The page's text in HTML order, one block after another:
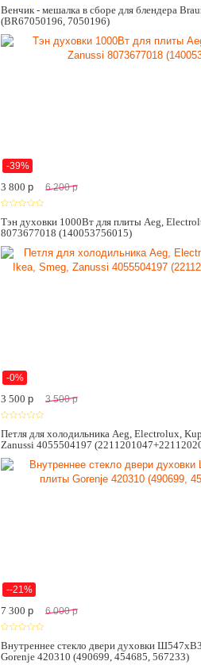
Венчик - мешалка в сборе для блендера
(BR67050196, 7050196)
-39%
3 800 p 6 200 p
Тэн духовки 1000Вт для плиты Aeg,
8073677018 (140053756015)
-0%
3 500 p 3 500 p
Петля для холодильника Aeg, Electrolux,
Zanussi 4055504197
--21%
7 300 p 6 000 p
Внутреннее стекло двери духовки
Gorenje 420310 (490699, 454685, 567233)